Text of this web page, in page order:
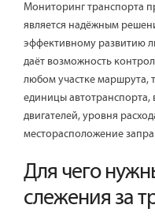
Мониторинг транспорта
является надёжным
эффективному развитию
даёт возможность
любом участке маршрута,
единицы автотранспорта,
двигателей, уровня
месторасположение
Для чего
слежения за